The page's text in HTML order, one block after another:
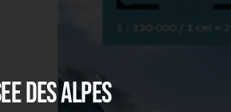
DES ALPES